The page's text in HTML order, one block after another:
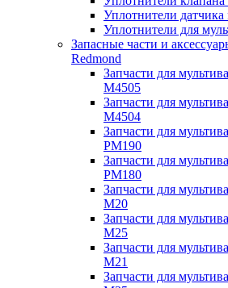
Уплотнители
Уплотнители для
Запасные части и
Redmond
Запчасти для
M4505
Запчасти для
M4504
Запчасти для
PM190
Запчасти для
PM180
Запчасти для
M20
Запчасти для
M25
Запчасти для
M21
Запчасти для